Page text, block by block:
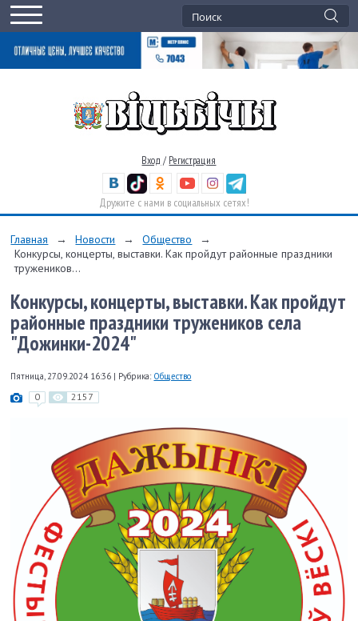
Вход / Регистрация
Дружите с нами в социальных сетях!
Главная → Новости → Общество
→
Конкурсы, концерты, выставки. Как пройдут районные праздники
тружеников...
Конкурсы, концерты, выставки. Как пройдут
районные праздники тружеников села
"Дожинки-2024"
Пятница, 27.09.2024 16:36 | Рубрика: Общество
0 2157